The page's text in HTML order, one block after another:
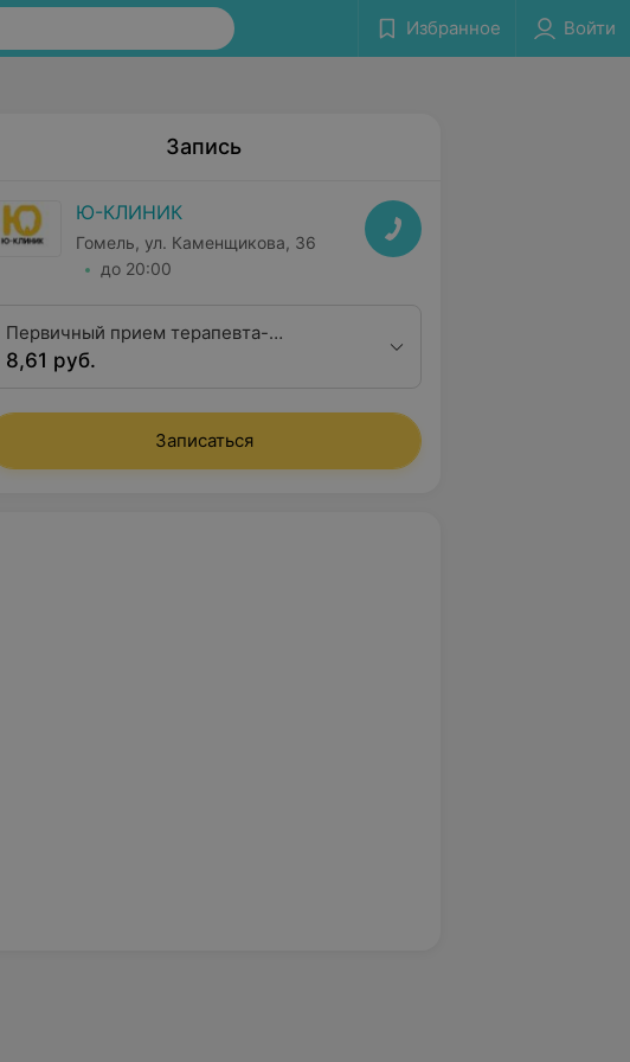
Избранное Войти
Запись
Ю-КЛИНИК
Гомель, ул. Каменщикова, 36
до 20:00
Первичный прием терапевта-
стоматолога
8,61 руб.
Записаться